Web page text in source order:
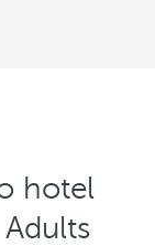
hotel